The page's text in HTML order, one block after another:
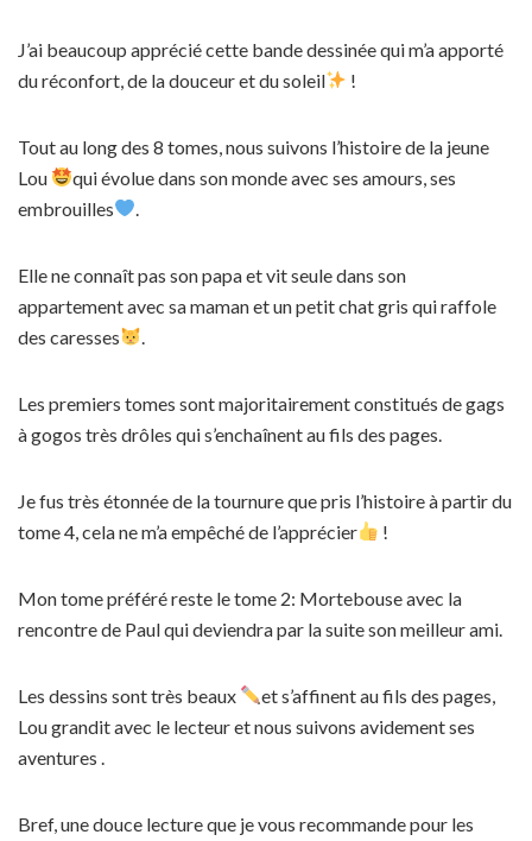
J’ai beaucoup apprécié cette bande dessinée qui m’a apporté
du réconfort, de la douceur et du soleil
!
Tout au long des 8 tomes, nous suivons l’histoire de la jeune
Lou
qui évolue dans son monde avec ses amours, ses
embrouilles
Elle ne connaît pas son papa et vit seule dans son
appartement avec sa maman et un petit chat gris qui raffole
des caresses
Les premiers tomes sont majoritairement constitués de gags
à gogos très drôles qui s’enchaînent au fils des pages.
Je fus très étonnée de la tournure que pris l’histoire à partir du
tome 4, cela ne m’a empêché de l’apprécier
!
Mon tome préféré reste le tome 2: Mortebouse avec la
rencontre de Paul qui deviendra par la suite son meilleur ami.
Les dessins sont très beaux
et s’affinent au fils des pages,
Lou grandit avec le lecteur et nous suivons avidement ses
aventures .
Bref, une douce lecture que je vous recommande pour les